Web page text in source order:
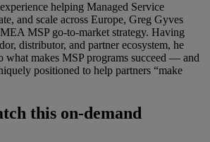
helping Managed Service
and scale across Europe, Greg Gyves
MSP go-to-market strategy. Having
distributor, and partner ecosystem, he
what makes MSP programs succeed — and
positioned to help partners “make
this on-demand